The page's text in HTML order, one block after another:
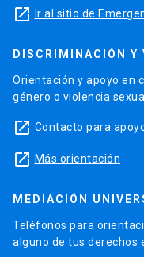
launch Ir al sitio de
DISCRIMINACIÓN Y
Orientación y apoyo en
género o violencia
launch Contacto para
launch Más orientación
MEDIACIÓN
Teléfonos para
alguno de tus derechos